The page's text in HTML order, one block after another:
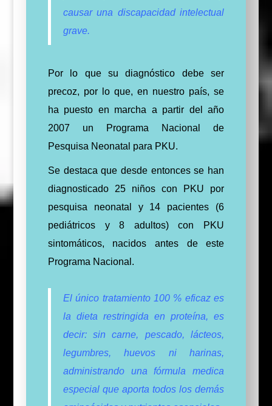
causar una discapacidad intelectual
grave.
Por lo que su diagnóstico debe ser
precoz, por lo que, en nuestro país, se
ha puesto en marcha a partir del año
2007 un Programa Nacional de
Pesquisa Neonatal para PKU.
Se destaca que desde entonces se han
diagnosticado 25 niños con PKU por
pesquisa neonatal y 14 pacientes (6
pediátricos y 8 adultos) con PKU
sintomáticos, nacidos antes de este
Programa Nacional.
El único tratamiento 100 % eficaz es
la dieta restringida en proteína, es
decir: sin carne, pescado, lácteos,
legumbres, huevos ni harinas,
administrando una fórmula medica
especial que aporta todos los demás